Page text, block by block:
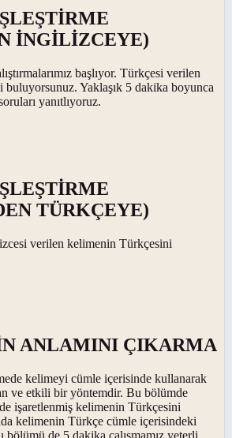
İNGİLİZCEYE)
başlıyor. Türkçesi verilen
Yaklaşık 5 dakika boyunca
yanıtlıyoruz.
TÜRKÇEYE)
verilen kelimenin Türkçesini
ANLAMINI ÇIKARMA
kelimeyi cümle içerisinde kullanarak
ve etkili bir yöntemdir. Bu bölümde
işaretlenmiş kelimenin Türkçesini
kelimenin Türkçe cümle içerisindeki
de 5 dakika çalışmamız yeterli